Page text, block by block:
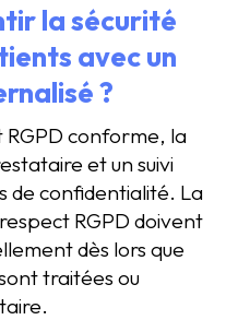
la sécurité
avec un
?
conforme, la
et un suivi
de confidentialité. La
RGPD doivent
dès lors que
traitées ou